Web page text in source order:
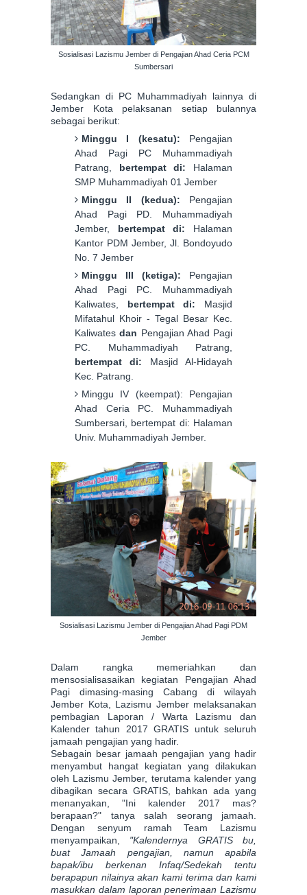
Sosialisasi Lazismu Jember di Pengajian Ahad Ceria PCM
Sumbersari
Sedangkan di PC Muhammadiyah lainnya di
Jember Kota pelaksanan setiap bulannya
sebagai berikut:
Minggu I (kesatu): Pengajian
Ahad Pagi PC Muhammadiyah
Patrang, bertempat di: Halaman
SMP Muhammadiyah 01 Jember
Minggu II (kedua): Pengajian
Ahad Pagi PD. Muhammadiyah
Jember, bertempat di: Halaman
Kantor PDM Jember, Jl. Bondoyudo
No. 7 Jember
Minggu III (ketiga): Pengajian
Ahad Pagi PC. Muhammadiyah
Kaliwates, bertempat di: Masjid
Mifatahul Khoir - Tegal Besar Kec.
Kaliwatesdan Pengajian Ahad Pagi
PC. Muhammadiyah Patrang,
bertempat di: Masjid Al-Hidayah
Kec. Patrang.
Minggu IV (keempat): Pengajian
Ahad Ceria PC. Muhammadiyah
Sumbersari, bertempat di: Halaman
Univ. Muhammadiyah Jember.
Sosialisasi Lazismu Jember di Pengajian Ahad Pagi PDM
Jember
Dalam rangka memeriahkan dan
mensosialisasaikan kegiatan Pengajian Ahad
Pagi dimasing-masing Cabang di wilayah
Jember Kota, Lazismu Jember melaksanakan
pembagian Laporan / Warta Lazismu dan
Kalender tahun 2017 GRATIS untuk seluruh
jamaah pengajian yang hadir.
Sebagain besar jamaah pengajian yang hadir
menyambut hangat kegiatan yang dilakukan
oleh Lazismu Jember, terutama kalender yang
dibagikan secara GRATIS, bahkan ada yang
menanyakan, "Ini kalender 2017 mas?
berapaan?" tanya salah seorang jamaah.
Dengan senyum ramah Team Lazismu
menyampaikan, "Kalendernya GRATIS bu,
buat Jamaah pengajian, namun apabila
bapak/ibu berkenan Infaq/Sedekah tentu
berapapun nilainya akan kami terima dan kami
masukkan dalam laporan penerimaan Lazismu